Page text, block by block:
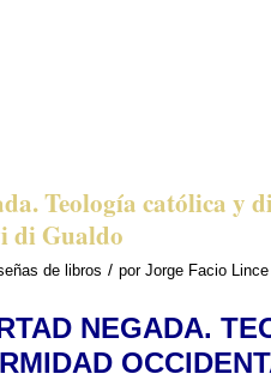
Teología católica y
di Gualdo
de libros / por Jorge Facio Lince
NEGADA.